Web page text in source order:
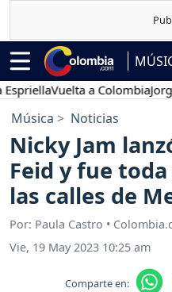
Vuelta a ColombiaJorge
Música Noticias
Nicky Jam
Feid y fue
las calles de
Por: Paula Castro •
Vie, 19 May 2023 10:25 am
Comparte en: